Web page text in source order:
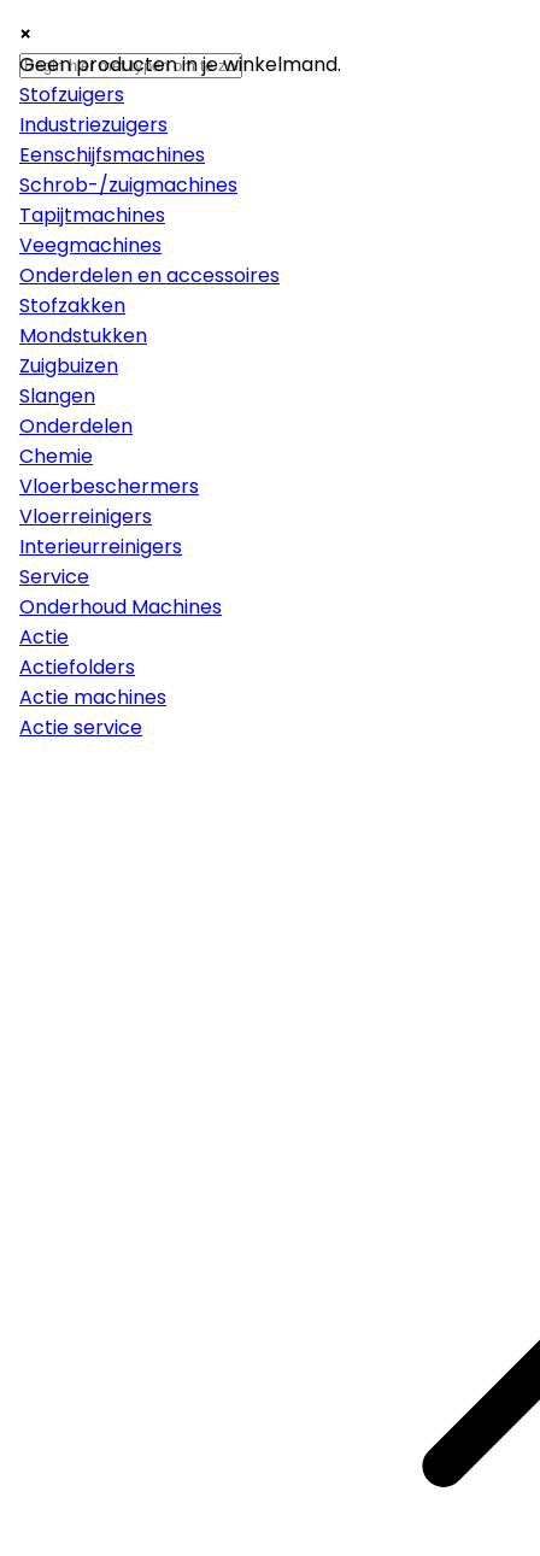
×
Machines
Stofzuigers
Industriezuigers
Eenschijfsmachines
Schrob-/zuigmachines
Tapijtmachines
Veegmachines
Onderdelen en accessoires
Stofzakken
Mondstukken
Zuigbuizen
Slangen
Onderdelen
Chemie
Vloerbeschermers
Vloerreinigers
Interieurreinigers
Service
Onderhoud Machines
Actie
Actiefolders
Actie machines
Actie service
×
×
Geen producten in je winkelmand.